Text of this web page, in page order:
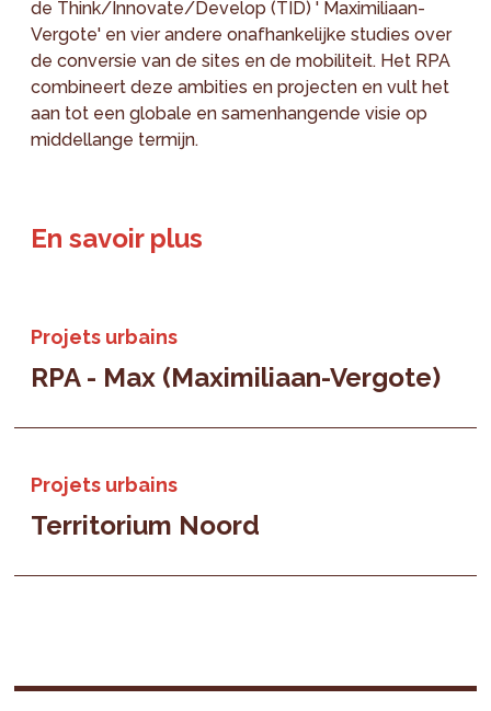
de Think/Innovate/Develop (TID) ' Maximiliaan-
Vergote' en vier andere onafhankelijke studies over
de conversie van de sites en de mobiliteit. Het RPA
combineert deze ambities en projecten en vult het
aan tot een globale en samenhangende visie op
middellange termijn.
En savoir plus
Projets urbains
RPA - Max (Maximiliaan-Vergote)
Projets urbains
Territorium Noord